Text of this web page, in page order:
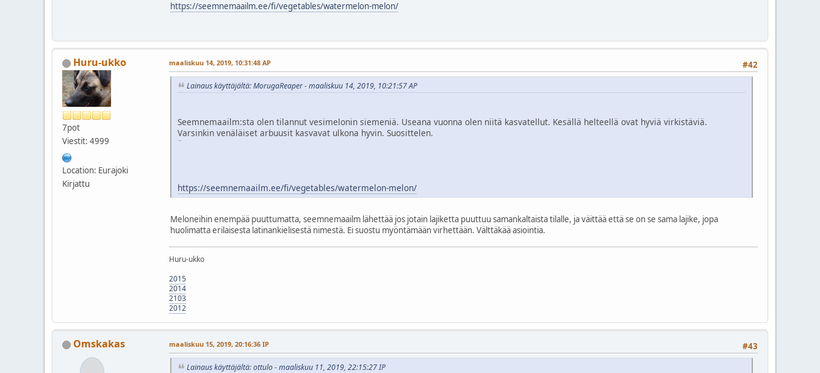
https://seemnemaailm.ee/fi/vegetables/watermelon-melon/
Huru-ukko
7pot
Viestit: 4999
Location: Eurajoki
Kirjattu
#42
maaliskuu 14, 2019, 10:31:48 AP
Lainaus käyttäjältä: MorugaReaper - maaliskuu 14, 2019, 10:21:57 AP
Seemnemaailm:sta olen tilannut vesimelonin siemeniä. Useana vuonna olen niitä kasvatellut. Kesällä helteellä ovat hyviä virkistäviä.
Varsinkin venäläiset arbuusit kasvavat ulkona hyvin. Suosittelen.
¨
https://seemnemaailm.ee/fi/vegetables/watermelon-melon/
Meloneihin enempää puuttumatta, seemnemaailm lähettää jos jotain lajiketta puuttuu samankaltaista tilalle, ja väittää että se on se sama lajike, jopa
huolimatta erilaisesta latinankielisestä nimestä. Ei suostu myöntämään virhettään. Välttäkää asiointia.
Huru-ukko
2015
2014
2103
2012
Omskakas #43
maaliskuu 15, 2019, 20:16:36 IP
Lainaus käyttäjältä: ottulo - maaliskuu 11, 2019, 22:15:27 IP